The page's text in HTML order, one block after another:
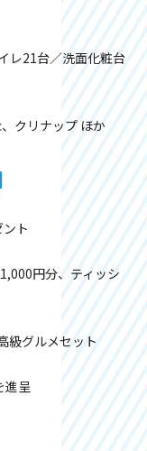
レ21台／洗面化粧台
クリナップ ほか
ト
円分、ティッシ
級グルメセット
進呈